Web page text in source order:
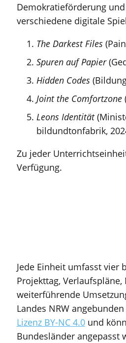
Demokratieförderung
verschiedene digitale
The Darkest Files
Spuren auf Papier
Hidden Codes
Joint the Comfortzone
Leons Identität
bildundtonfabrik,
Zu jeder
Verfügung.
Jede Einheit umfasst vier
Projekttag,
weiterführende
Landes NRW
Lizenz BY-NC 4.0und
Bundesländer angepasst